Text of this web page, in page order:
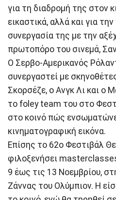
για τη διαδρομή της στον
εικαστικά, αλλά και για
συνεργασία της με την
πρωτοπόρο του σινεμά,
Ο Σερβο-Αμερικανός
συνεργαστεί με
Σκορσέζε, ο Ανγκ Λι και ο
το foley team του στο
στο κοινό πώς
κινηματογραφική εικόνα.
Επίσης το 62o Φεστιβάλ
φιλοξενήσει
9 έως τις 13 Νοεμβρίου,
Ζάννας του Ολύμπιον. Η